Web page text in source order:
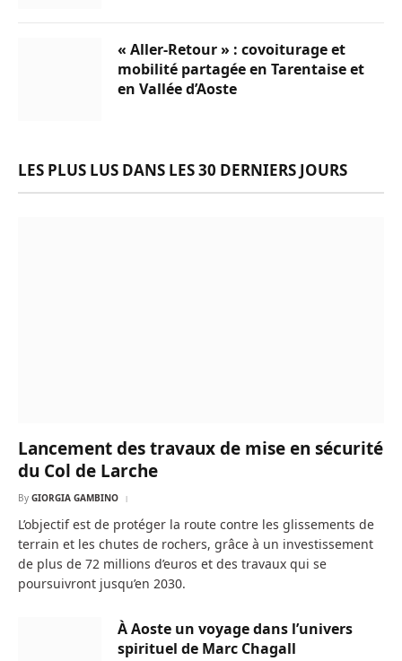
« Aller-Retour » : covoiturage et
mobilité partagée en Tarentaise et
en Vallée d’Aoste
LES PLUS LUS DANS LES 30 DERNIERS JOURS
Lancement des travaux de mise en sécurité
du Col de Larche
By GIORGIA GAMBINO
L’objectif est de protéger la route contre les glissements de
terrain et les chutes de rochers, grâce à un investissement
de plus de 72 millions d’euros et des travaux qui se
poursuivront jusqu’en 2030.
À Aoste un voyage dans l’univers
spirituel de Marc Chagall